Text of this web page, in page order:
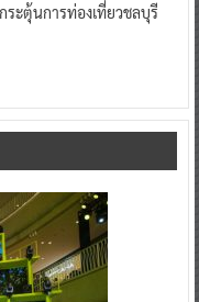
ระตุ้นการท่องเที่ยวชลบุรี